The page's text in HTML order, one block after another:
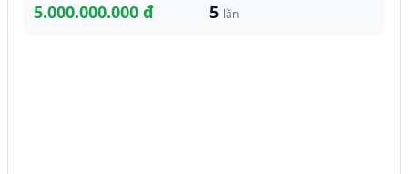
5.000.000.000 đ 5 lần